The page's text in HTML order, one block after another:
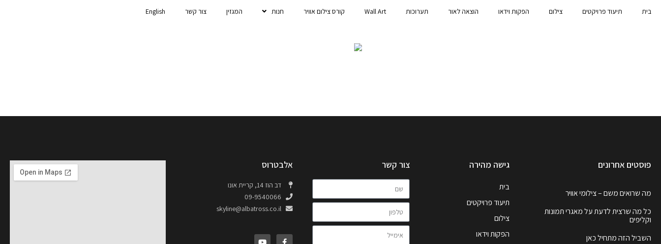
בית תיעוד פרויקטים צילום הפקות וידאו הוצאה לאור תערוכות Wall Art קורס צילום אוויר חנות המגזין צור קשר English
פוסטים אחרונים
מה שרואים משם – צילומי אוויר
כל מה שרצית לדעת על מאגרי תמונות
וקליפים
השביל הזה מתחיל כאן
גישה מהירה
בית
תיעוד פרויקטים
צילום
הפקות וידאו
צור קשר אלבטרוס
דב הוז 14, קריית אונו
09-9540066
skyline@albatross.co.il